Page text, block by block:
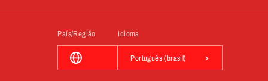
País/Região Idioma
Português (brasil)